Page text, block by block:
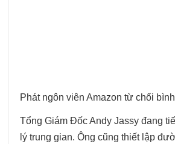
Phát ngôn viên Amazon từ chối
Tổng Giám Đốc Andy Jassy đang
lý trung gian. Ông cũng thiết lập